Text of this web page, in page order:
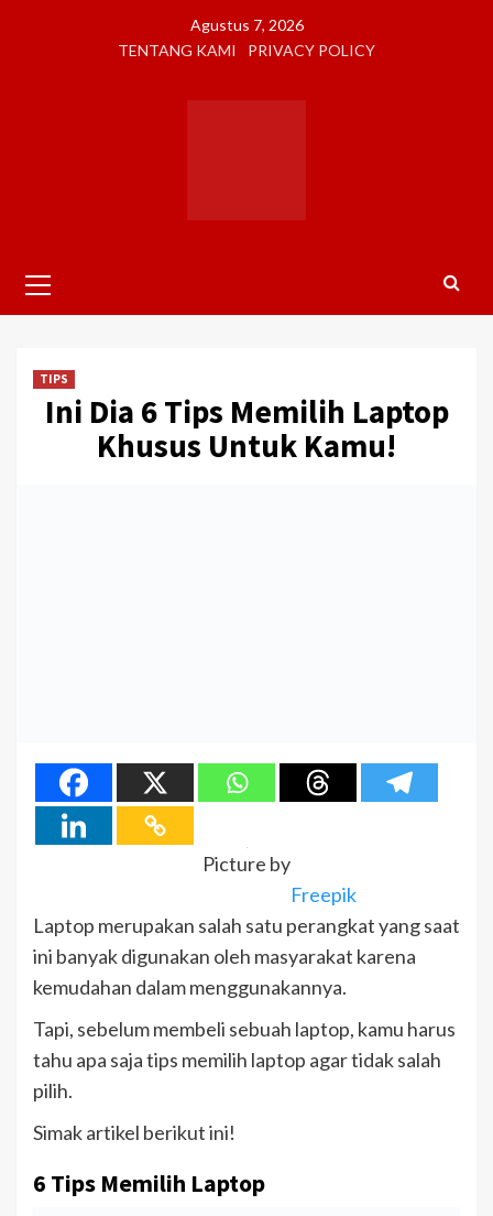
Agustus 7, 2026
TENTANG KAMI
PRIVACY POLICY
Menu
TIPS
Ini Dia 6 Tips Memilih Laptop
Khusus Untuk Kamu!
Picture by
Freepik
Laptop merupakan salah satu perangkat yang saat
ini banyak digunakan oleh masyarakat karena
kemudahan dalam menggunakannya.
Tapi, sebelum membeli sebuah laptop, kamu harus
tahu apa saja tips memilih laptop agar tidak salah
pilih.
Simak artikel berikut ini!
6 Tips Memilih Laptop